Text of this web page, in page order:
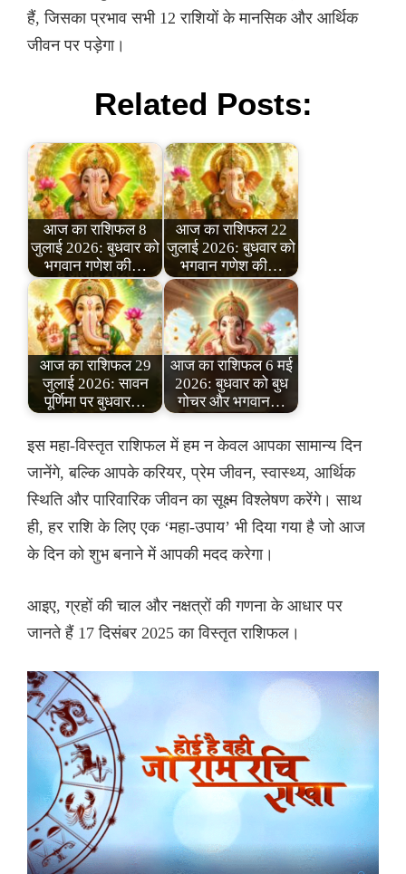
हैं, जिसका प्रभाव सभी 12 राशियों के मानसिक और आर्थिक
जीवन पर पड़ेगा।
Related Posts:
आज का राशिफल 8
जुलाई 2026: बुधवार को
भगवान गणेश की…
आज का राशिफल 22
जुलाई 2026: बुधवार को
भगवान गणेश की…
आज का राशिफल 29
जुलाई 2026: सावन
पूर्णिमा पर बुधवार…
आज का राशिफल 6 मई
2026: बुधवार को बुध
गोचर और भगवान…
इस महा-विस्तृत राशिफल में हम न केवल आपका सामान्य दिन
जानेंगे, बल्कि आपके करियर, प्रेम जीवन, स्वास्थ्य, आर्थिक
स्थिति और पारिवारिक जीवन का सूक्ष्म विश्लेषण करेंगे। साथ
ही, हर राशि के लिए एक ‘महा-उपाय’ भी दिया गया है जो आज
के दिन को शुभ बनाने में आपकी मदद करेगा।
आइए, ग्रहों की चाल और नक्षत्रों की गणना के आधार पर
जानते हैं 17 दिसंबर 2025 का विस्तृत राशिफल।